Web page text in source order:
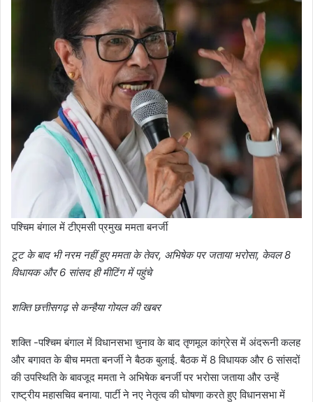
पश्चिम बंगाल में टीएमसी प्रमुख ममता बनर्जी
टूट के बाद भी नरम नहीं हुए ममता के तेवर, अभिषेक पर जताया भरोसा, केवल 8
विधायक और 6 सांसद ही मीटिंग में पहुंचे
शक्ति छत्तीसगढ़ से कन्हैया गोयल की खबर
शक्ति -पश्चिम बंगाल में विधानसभा चुनाव के बाद तृणमूल कांग्रेस में अंदरूनी कलह
और बगावत के बीच ममता बनर्जी ने बैठक बुलाई. बैठक में 8 विधायक और 6 सांसदों
की उपस्थिति के बावजूद ममता ने अभिषेक बनर्जी पर भरोसा जताया और उन्हें
राष्ट्रीय महासचिव बनाया. पार्टी ने नए नेतृत्व की घोषणा करते हुए विधानसभा में